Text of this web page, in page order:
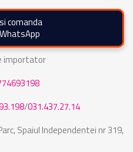
comanda
importator
/031.437.27.14
Spaiul Independentei nr 319,